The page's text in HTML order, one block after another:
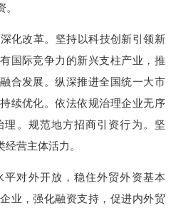
化改革。坚持以科技创新引领新
国际竞争力的新兴支柱产业，推
合发展。纵深推进全国统一大市
续优化。依法依规治理企业无序
。规范地方招商引资行为。坚
营主体活力。
平对外开放，稳住外贸外资基本
业，强化融资支持，促进内外贸